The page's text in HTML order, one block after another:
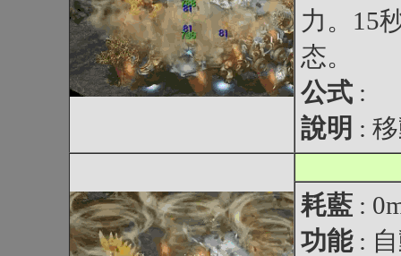
力。15
态。
公式 :
說明 :
耗藍 :
功能 :